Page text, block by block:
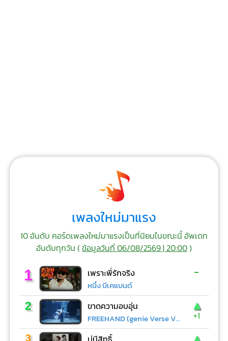
เพลงใหม่มาแรง
10 อันดับ คอร์ดเพลงใหม่มาแรงเป็นที่นิยมในขณะนี้ อัพเดท
อันดับทุกวัน (ข้อมูลวันที่ 06/08/2569 | 20:00)
1 เพราะพี่รักจริง
หนึ่ง บีเคแบนด์
-
2 ขาดความอบอุ่น
FREEHAND (genie Verse Vol.1)
▲
+1
3